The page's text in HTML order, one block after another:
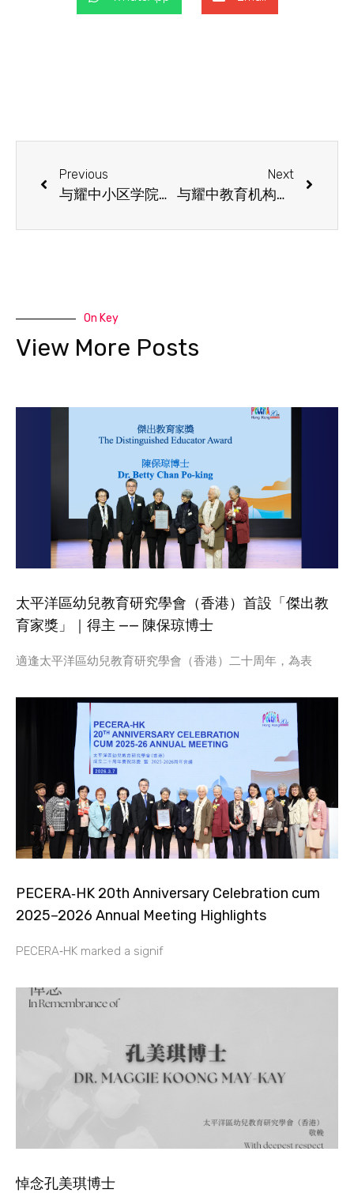
Previous
与耀中小区学院携手合办专业发展系列讲座 – 在幼儿教室与英语学习者合作，由Liv Thorstensson Dávila博士主讲。
Next
与耀中教育机构携手合办「幼儿间起冲突，你是立即干预或是静观其变？- 美国教师认可日本教师的专业水平」的公开讲座，由日本广岛大学教育研究院幼儿教育研究所副教授中坪史典教授主讲。
On Key
View More Posts
太平洋區幼兒教育研究學會（香港）首設「傑出教
育家獎」｜得主 —— 陳保琼博士
適逢太平洋區幼兒教育研究學會（香港）二十周年，為表
PECERA‑HK 20th Anniversary Celebration cum
2025–2026 Annual Meeting Highlights
PECERA‑HK marked a signif
悼念孔美琪博士